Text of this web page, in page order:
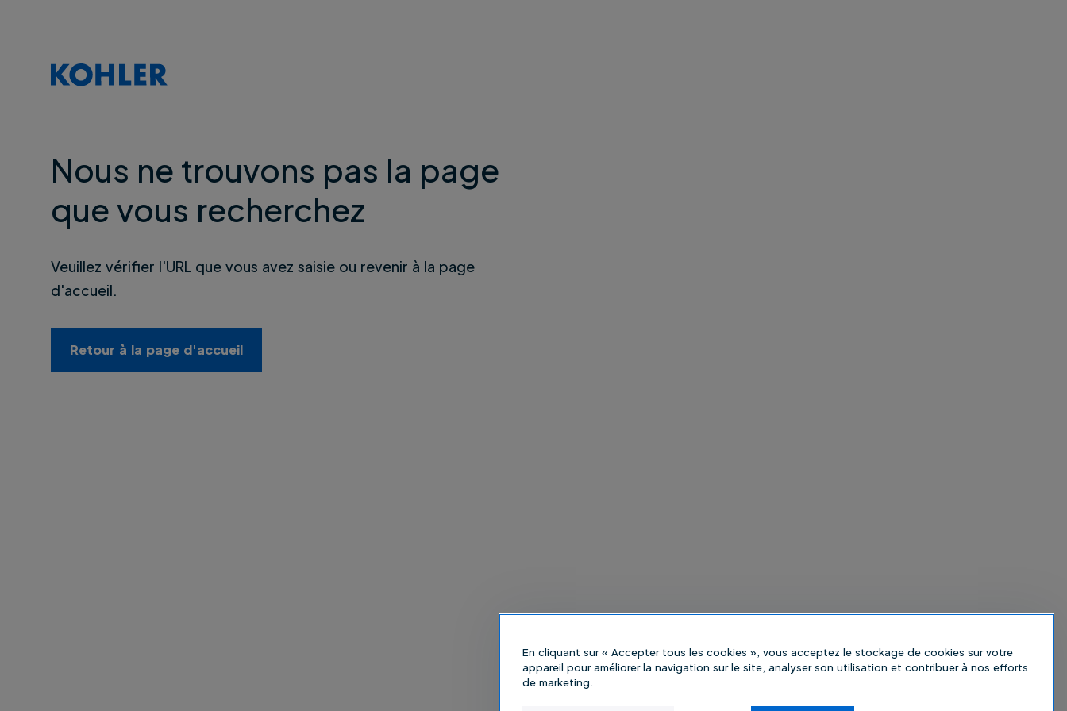
Nous ne trouvons pas la page
que vous recherchez
Veuillez vérifier l'URL que vous avez saisie ou revenir à la page
d'accueil.
Retour à la page d'accueil
En cliquant sur « Accepter tous les cookies », vous acceptez le stockage de cookies sur votre
appareil pour améliorer la navigation sur le site, analyser son utilisation et contribuer à nos efforts
de marketing.